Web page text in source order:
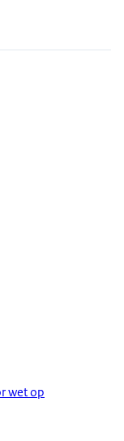
wet op